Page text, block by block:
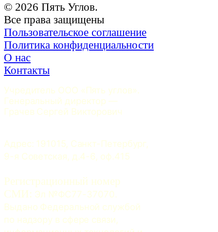
© 2026 Пять Углов.
Все права защищены
Пользовательское соглашение
Политика конфиденциальности
О нас
Контакты
Учредитель ООО «Пять углов».
Генеральный директор —
Грачев Сергей Викторович
Адрес: 191015, Санкт-Петербург,
9-я Советская, д.4-6, оф.415
Регистрационный номер
СМИ: Эл №ФС77-37070.
Выдано Федеральной службой
по надзору в сфере связи,